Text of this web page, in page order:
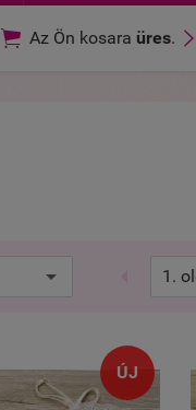
 Az Ön kosara üres. 
ÚJ